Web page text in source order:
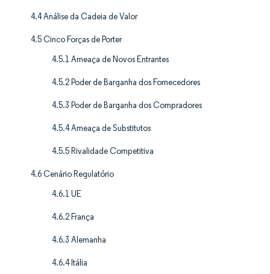
4.4 Análise da Cadeia de Valor
4.5 Cinco Forças de Porter
4.5.1 Ameaça de Novos Entrantes
4.5.2 Poder de Barganha dos Fornecedores
4.5.3 Poder de Barganha dos Compradores
4.5.4 Ameaça de Substitutos
4.5.5 Rivalidade Competitiva
4.6 Cenário Regulatório
4.6.1 UE
4.6.2 França
4.6.3 Alemanha
4.6.4 Itália